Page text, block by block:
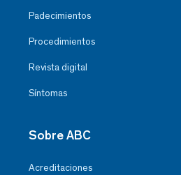
Padecimientos
Procedimientos
Revista digital
Síntomas
Sobre ABC
Acreditaciones